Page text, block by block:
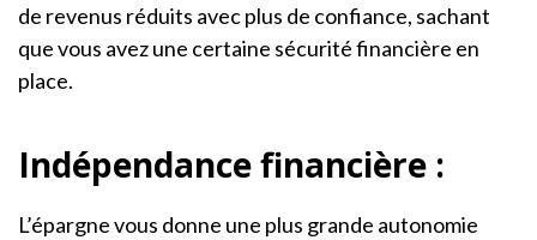
de revenus réduits avec plus de confiance, sachant
que vous avez une certaine sécurité financière en
place.
Indépendance financière :
L’épargne vous donne une plus grande autonomie